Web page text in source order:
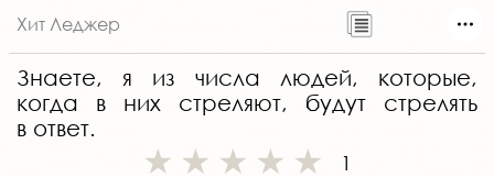
Хит Леджер
Знаете, я из числа людей, которые,
когда в них стреляют, будут стрелять
в ответ.
1